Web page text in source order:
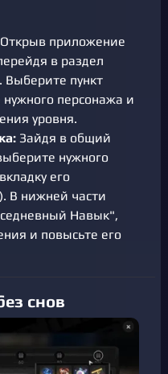
Открыв приложение
в раздел
пункт
персонажа и
уровня.
Зайдя в общий
нужного
его
В нижней части
Навык",
и повысьте его
снов